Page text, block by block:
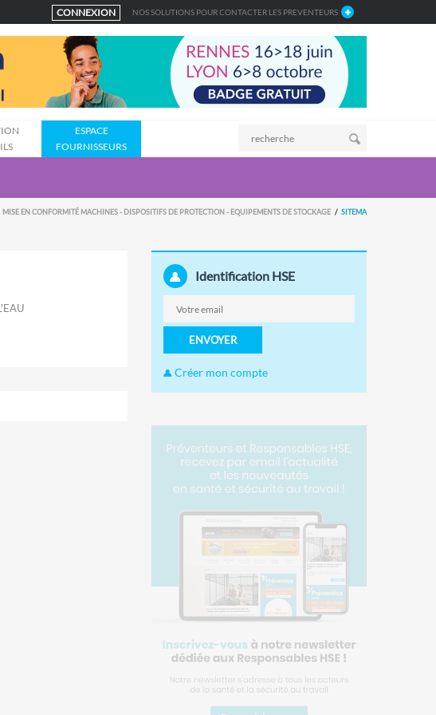
CONNEXION NOS SOLUTIONS POUR CONTACTER LES PREVENTEURS
ESPACE
FOURNISSEURS
MISE EN CONFORMITÉ MACHINES - DISPOSITIFS DE PROTECTION - EQUIPEMENTS DE STOCKAGE SITEMA
Identification HSE
ENVOYER
Créer mon compte